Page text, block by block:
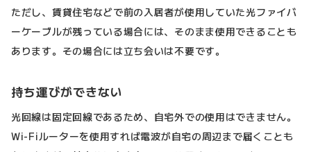
ただし、賃貸住宅などで前の入居者が使用していた光ファイバ
ーケーブルが残っている場合には、そのまま使用できることも
あります。その場合には立ち会いは不要です。
持ち運びができない
光回線は固定回線であるため、自宅外での使用はできません。
Wi-Fiルーターを使用すれば電波が自宅の周辺まで届くことも